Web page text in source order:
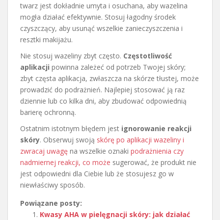
twarz jest dokładnie umyta i osuchana, aby wazelina
mogła działać efektywnie. Stosuj łagodny środek
czyszczący, aby usunąć wszelkie zanieczyszczenia i
resztki makijażu.
Nie stosuj wazeliny zbyt często. Częstotliwość
aplikacji powinna zależeć od potrzeb Twojej skóry;
zbyt częsta aplikacja, zwłaszcza na skórze tłustej, może
prowadzić do podrażnień. Najlepiej stosować ją raz
dziennie lub co kilka dni, aby zbudować odpowiednią
barierę ochronną.
Ostatnim istotnym błędem jest ignorowanie reakcji
skóry. Obserwuj swoją skórę po aplikacji wazeliny i
zwracaj uwagę na wszelkie oznaki podrażnienia czy
nadmiernej reakcji, co może sugerować, że produkt nie
jest odpowiedni dla Ciebie lub że stosujesz go w
niewłaściwy sposób.
Powiązane posty:
Kwasy AHA w pielęgnacji skóry: jak działać